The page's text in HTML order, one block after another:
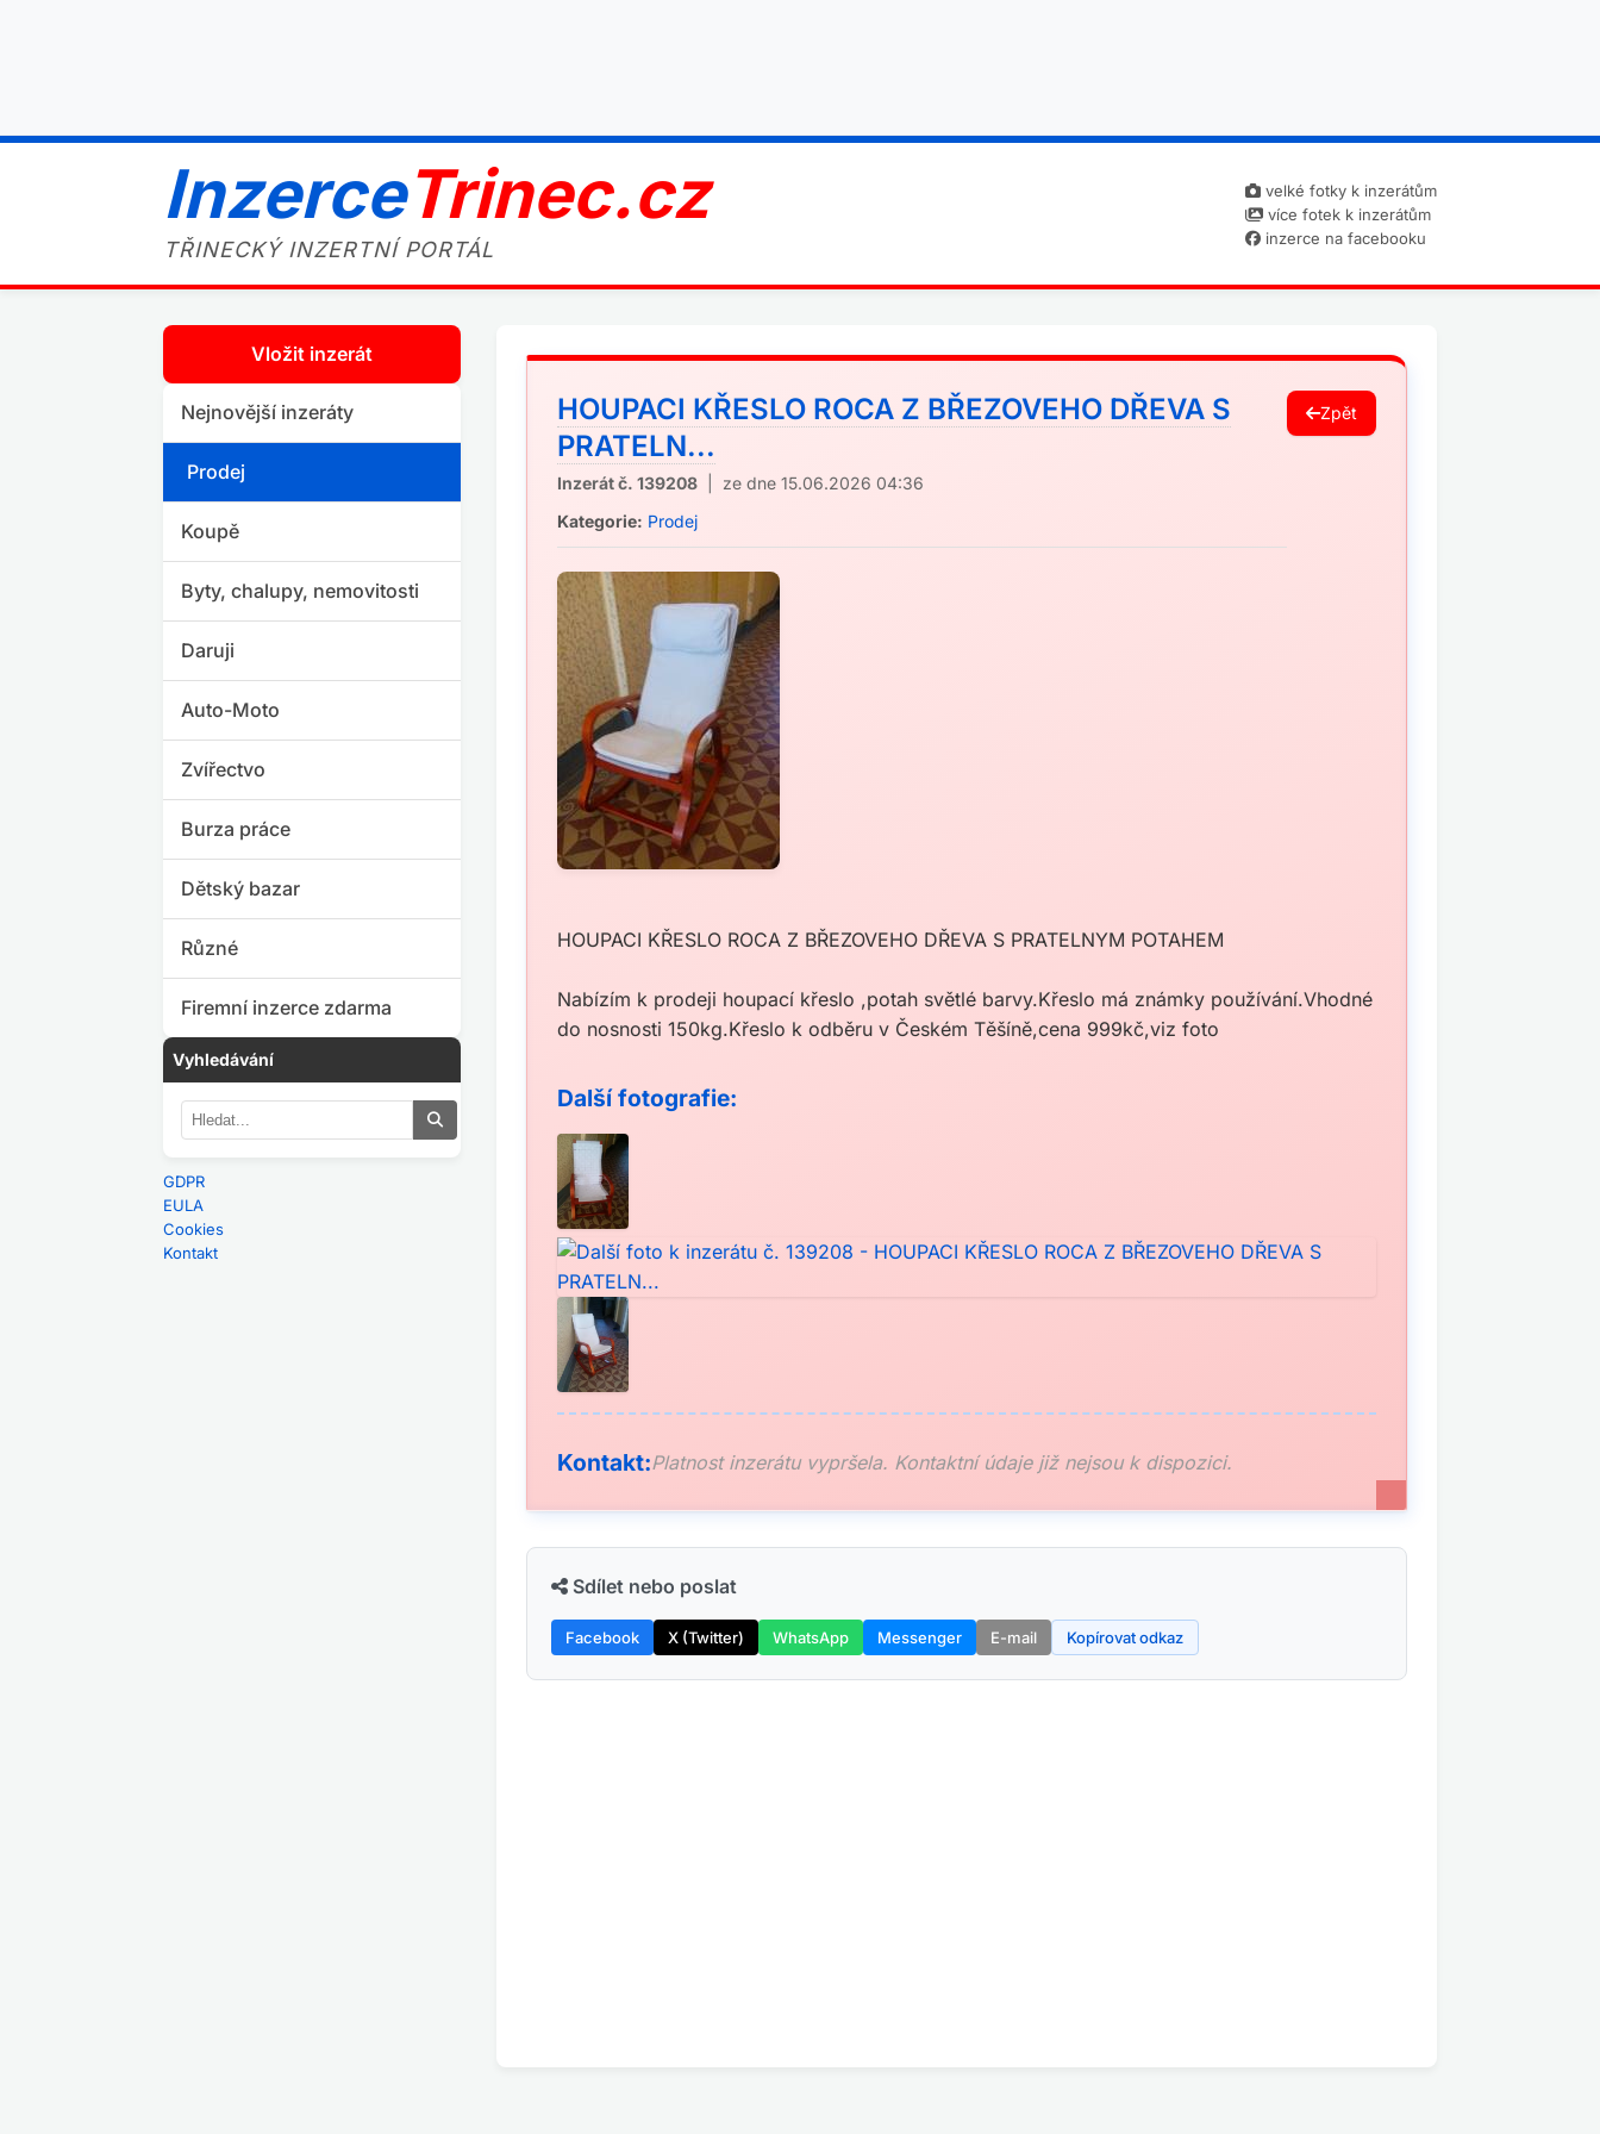
InzerceTrinec.cz
TŘINECKÝ INZERTNÍ PORTÁL
velké fotky k inzerátům
více fotek k inzerátům
inzerce na facebooku
Vložit inzerát
Nejnovější inzeráty
Prodej
Koupě
Byty, chalupy, nemovitosti
Daruji
Auto-Moto
Zvířectvo
Burza práce
Dětský bazar
Různé
Firemní inzerce zdarma
Vyhledávání
GDPR
EULA
Cookies
Kontakt
HOUPACI KŘESLO ROCA Z BŘEZOVEHO DŘEVA S
PRATELN...
Inzerát č. 139208 | ze dne 15.06.2026 04:36
Kategorie: Prodej
Zpět
HOUPACI KŘESLO ROCA Z BŘEZOVEHO DŘEVA S PRATELNYM POTAHEM
Nabízím k prodeji houpací křeslo ,potah světlé barvy.Křeslo má známky používání.Vhodné
do nosnosti 150kg.Křeslo k odběru v Českém Těšíně,cena 999kč,viz foto
Další fotografie:
Kontakt:Platnost inzerátu vypršela. Kontaktní údaje již nejsou k dispozici.
Sdílet nebo poslat
Facebook X (Twitter) WhatsApp Messenger E-mail Kopírovat odkaz